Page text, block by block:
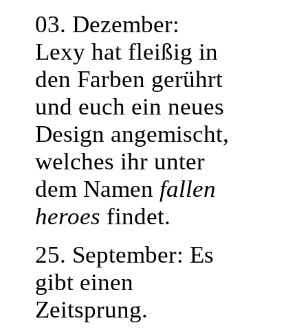
03. Dezember:
Lexy hat fleißig in
den Farben gerührt
und euch ein neues
Design angemischt,
welches ihr unter
dem Namen fallen
heroes findet.
25. September: Es
gibt einen
Zeitsprung.